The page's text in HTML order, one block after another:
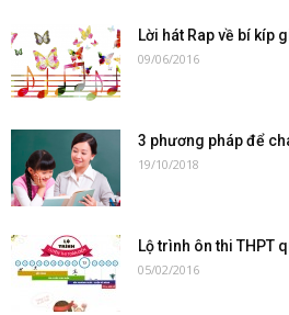
Lời hát Rap về bí kíp
09/06/2016
3 phương pháp để
19/10/2018
Lộ trình ôn thi THPT
05/02/2016